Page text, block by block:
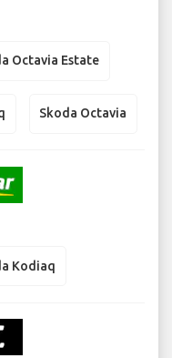
Octavia Estate
Skoda Octavia
Kodiaq